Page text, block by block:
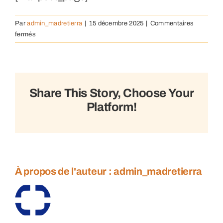
Paradmin_madretierra 15 décembre 2025
Commentaires
ferméssur
MailPoet
Share This Story, Choose Your
Platform!
À propos de l'auteur :admin_madretierra